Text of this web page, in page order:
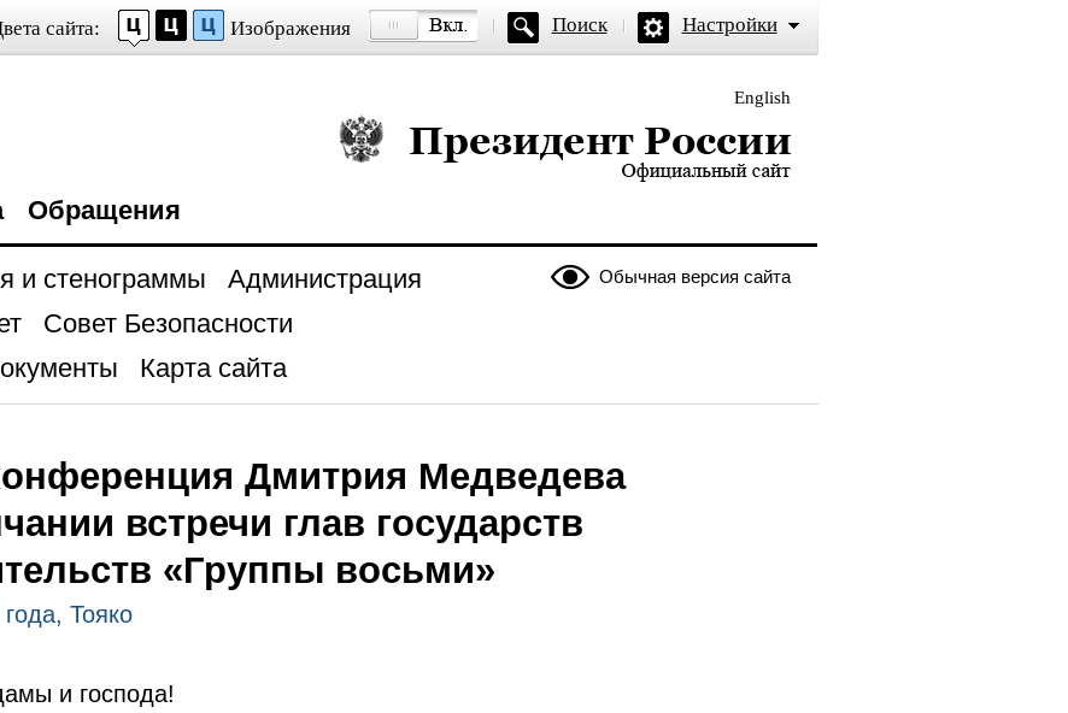
сайта: Изображения Поиск Настройки
English
Президент России — официальный сайт
Обращения
Обычная версия сайта
и стенограммы
Администрация
Совет Безопасности
Карта сайта
Дмитрия Медведева
встречи глав государств
«Группы восьми»
Тояко
и господа!